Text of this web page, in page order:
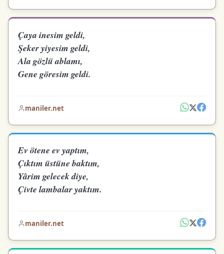
Çaya inesim geldi,
Şeker yiyesim geldi,
Ala gözlü ablamı,
Gene göresim geldi.
maniler.net
Ev ötene ev yaptım,
Çıktım üstüne baktım,
Yârim gelecek diye,
Çivte lambalar yaktım.
maniler.net